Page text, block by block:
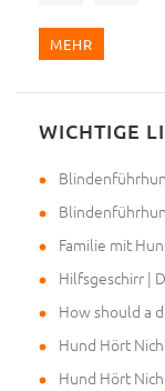
MEHR
WICHTIGE
Familie mit
Hilfsgeschirr |
How should a
Hund Hört
Hund Hört